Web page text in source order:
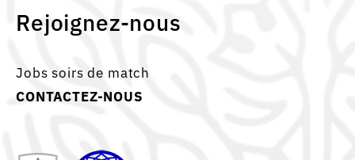
Rejoignez-nous
Jobs soirs de match
CONTACTEZ-NOUS